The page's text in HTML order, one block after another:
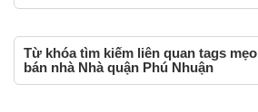
Từ khóa tìm kiếm liên quan tags mẹo
bán nhà Nhà quận Phú Nhuận